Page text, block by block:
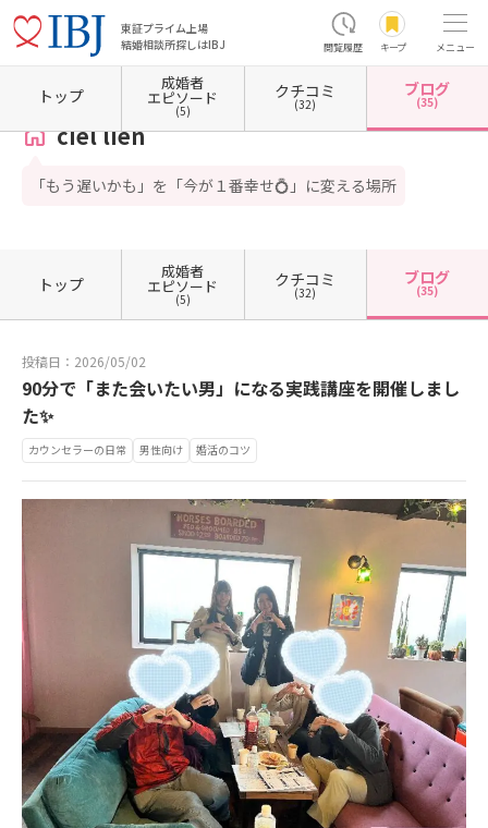
東証プライム上場
結婚相談所探しはIBJ
閲覧履歴 キープ メニュー
ホーム 埼玉県の結婚相談所 埼玉県草加市 ciel lien カウンセラーブログ一覧
ciel lien
「もう遅いかも」を「今が１番幸せ💍」に変える場所
トップ
成婚者
エピソード
(5)
クチコミ
(32)
ブログ
(35)
トップ
成婚者
エピソード
(5)
クチコミ
(32)
ブログ
(35)
投稿日：2026/05/02
90分で「また会いたい男」になる実践講座を開催しまし
た✨
カウンセラーの日常 男性向け 婚活のコツ